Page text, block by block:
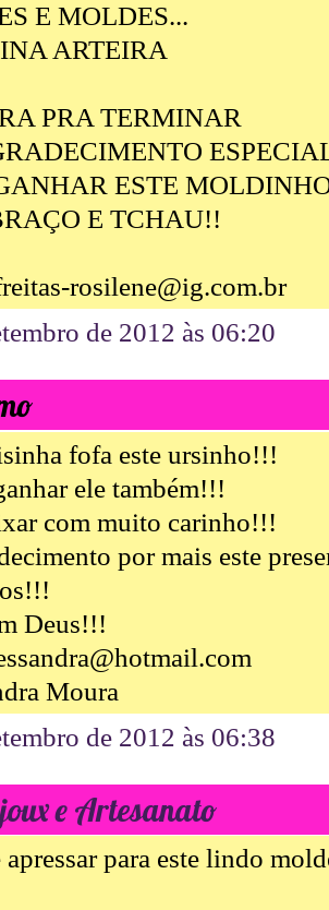
E MOLDES...
ARTEIRA
PRA TERMINAR
ESTE
E TCHAU!!
rosilene@ig.com.br
de 2012 às 06:20
fofa este ursinho!!!
ele também!!!
com muito carinho!!!
por mais este
Deus!!!
Moura
de 2012 às 06:38
e Artesanato
para este lindo